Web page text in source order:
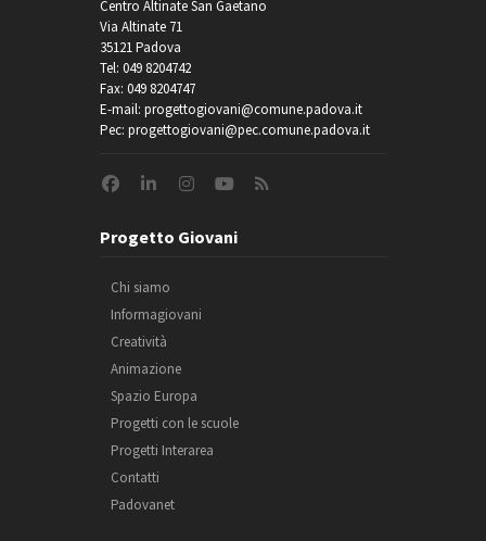
Centro Altinate San Gaetano
Via Altinate 71
35121 Padova
Tel: 049 8204742
Fax: 049 8204747
E-mail: progettogiovani@comune.padova.it
Pec: progettogiovani@pec.comune.padova.it
Progetto Giovani
Chi siamo
Informagiovani
Creatività
Animazione
Spazio Europa
Progetti con le scuole
Progetti Interarea
Contatti
Padovanet